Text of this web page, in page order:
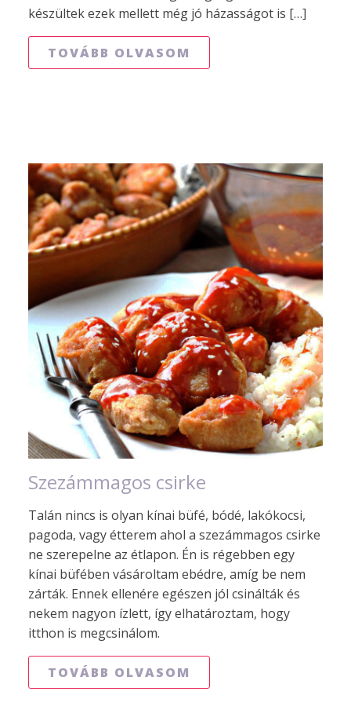
készültek ezek mellett még jó házasságot is […]
TOVÁBB OLVASOM
Szezámmagos csirke
Talán nincs is olyan kínai büfé, bódé, lakókocsi,
pagoda, vagy étterem ahol a szezámmagos csirke
ne szerepelne az étlapon. Én is régebben egy
kínai büfében vásároltam ebédre, amíg be nem
zárták. Ennek ellenére egészen jól csinálták és
nekem nagyon ízlett, így elhatároztam, hogy
itthon is megcsinálom.
TOVÁBB OLVASOM